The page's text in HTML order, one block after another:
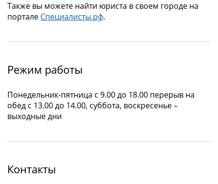
Также вы можете найти юриста в своем городе на
портале Специалисты.рф.
Режим работы
Понедельник-пятница с 9.00 до 18.00 перерыв на
обед с 13.00 до 14.00, суббота, воскресенье –
выходные дни
Контакты